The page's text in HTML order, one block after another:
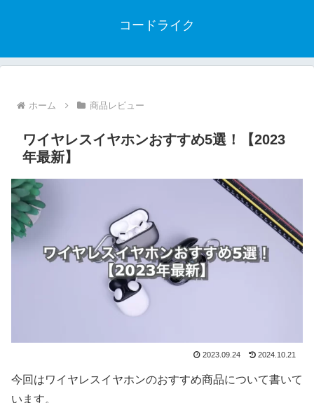
コードライク
ホーム 商品レビュー
ワイヤレスイヤホンおすすめ5選！【2023
年最新】
2023.09.24 2024.10.21
今回はワイヤレスイヤホンのおすすめ商品について書いて
います。